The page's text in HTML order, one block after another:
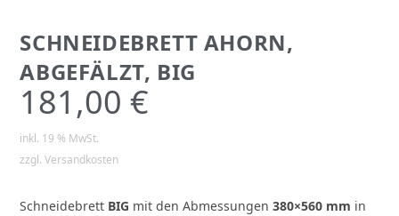
SCHNEIDEBRETT AHORN,
ABGEFÄLZT, BIG
181,00€
inkl. 19 % MwSt.
zzgl.Versandkosten
Schneidebrett BIG mit den Abmessungen380×560 mm in